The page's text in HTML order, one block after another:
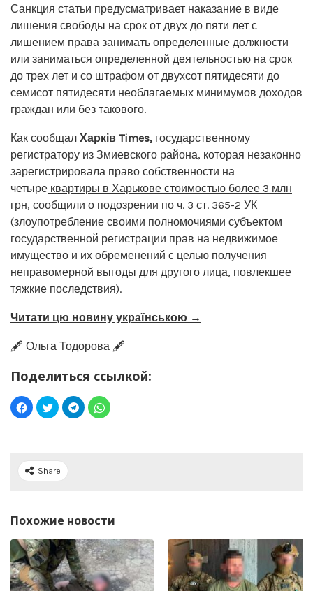
Санкция статьи предусматривает наказание в виде
лишения свободы на срок от двух до пяти лет с
лишением права занимать определенные должности
или заниматься определенной деятельностью на срок
до трех лет и со штрафом от двухсот пятидесяти до
семисот пятидесяти необлагаемых минимумов доходов
граждан или без такового.
Как сообщал Харків Times, государственному
регистратору из Змиевского района, которая незаконно
зарегистрировала право собственности на
четыре квартиры в Харькове стоимостью более 3 млн
грн, сообщили о подозрении по ч. 3 ст. 365-2 УК
(злоупотребление своими полномочиями субъектом
государственной регистрации прав на недвижимое
имущество и их обременений с целью получения
неправомерной выгоды для другого лица, повлекшее
тяжкие последствия).
Читати цю новину українською →
🖋️ Ольга Тодорова 🖋️
Поделиться ссылкой:
Share
Похожие новости